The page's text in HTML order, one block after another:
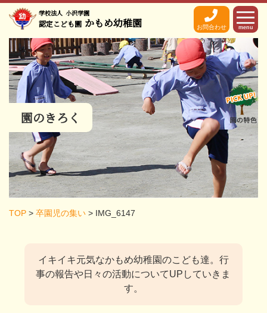
学校法人 小沢学園
認定こども園 かもめ幼稚園 お問合わせ menu
園のきろく
TOP > 卒園児の集い > IMG_6147
イキイキ元気なかもめ幼稚園のこども達。 行
事の報告や日々の活動についてUPしていきま
す。